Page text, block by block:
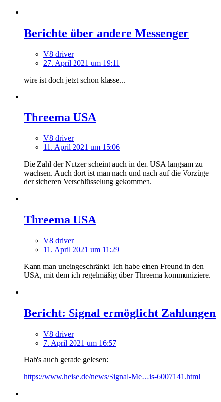
Berichte über andere Messenger
V8 driver
27. April 2021 um 19:11
wire ist doch jetzt schon klasse...
Threema USA
V8 driver
11. April 2021 um 15:06
Die Zahl der Nutzer scheint auch in den USA langsam zu
wachsen. Auch dort ist man nach und nach auf die Vorzüge
der sicheren Verschlüsselung gekommen.
Threema USA
V8 driver
11. April 2021 um 11:29
Kann man uneingeschränkt. Ich habe einen Freund in den
USA, mit dem ich regelmäßig über Threema kommuniziere.
Bericht: Signal ermöglicht Zahlungen
V8 driver
7. April 2021 um 16:57
Hab's auch gerade gelesen:
https://www.heise.de/news/Signal-Me…is-6007141.html